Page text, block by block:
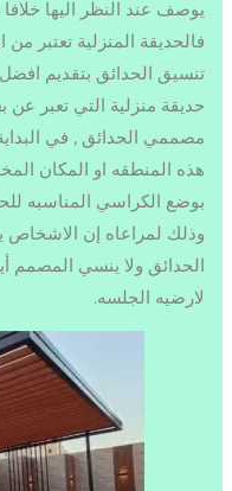
يوصف عند النظر اليها
فالحديقة المنزلية تعتبر
تنسيق الحدائق بتقديم
حديقة منزلية التي تعبر عن
مصممي الحدائق , في
هذه المنطقه او المكان
بوضع الكراسي المناسبه
وذلك لمراعاه إن
الحدائق ولا ينسي المصمم
لارضيه الجلسه.